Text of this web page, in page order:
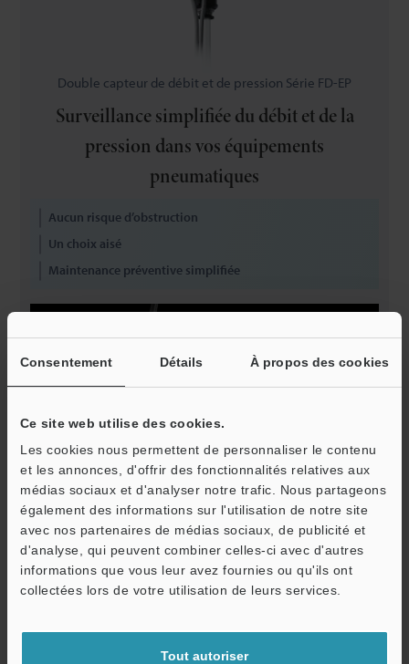
Consentement Détails À propos des cookies
Ce site web utilise des cookies.
Les cookies nous permettent de personnaliser le contenu
et les annonces, d'offrir des fonctionnalités relatives aux
médias sociaux et d'analyser notre trafic. Nous partageons
également des informations sur l'utilisation de notre site
avec nos partenaires de médias sociaux, de publicité et
d'analyse, qui peuvent combiner celles-ci avec d'autres
informations que vous leur avez fournies ou qu'ils ont
collectées lors de votre utilisation de leurs services.
Tout autoriser
Surveillance simplifiée du débit et de la
pression dans vos équipements
pneumatiques
Double capteur de débit et de pression Série FD-EP
Aucun risque d’obstruction
Un choix aisé
Maintenance préventive simplifiée
Lire
la
vidéo
Télécharger le catalogue